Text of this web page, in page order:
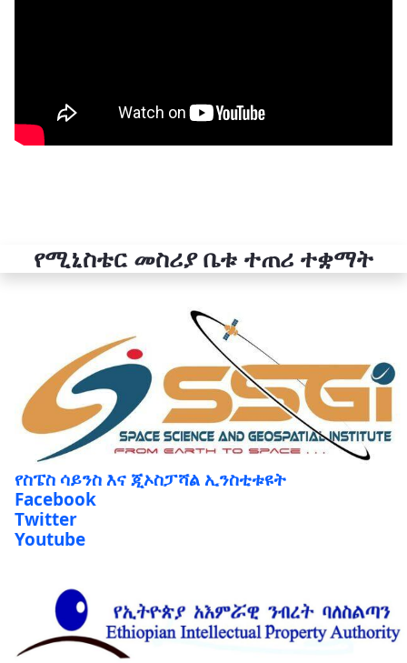
የሚኒስቴር መስሪያ ቤቱ ተጠሪ ተቋማት
የስፔስ ሳይንስ እና ጂኦስፓሻል ኢንስቲቱዩት
Facebook
Twitter
Youtube